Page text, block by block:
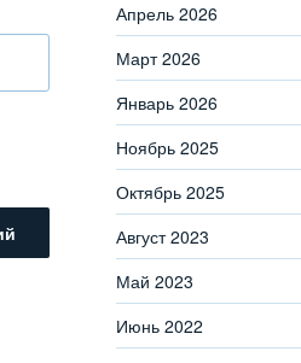
Апрель 2026
Март 2026
Январь 2026
Ноябрь 2025
Октябрь 2025
Август 2023
Май 2023
Июнь 2022